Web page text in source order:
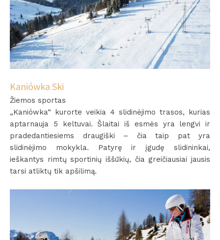
Kaniówka Ski
Žiemos sportas
„Kaniówka“ kurorte veikia 4 slidinėjimo trasos, kurias
aptarnauja 5 keltuvai. Šlaitai iš esmės yra lengvi ir
pradedantiesiems draugiški – čia taip pat yra
slidinėjimo mokykla. Patyrę ir įgudę slidininkai,
ieškantys rimtų sportinių iššūkių, čia greičiausiai jausis
tarsi atliktų tik apšilimą.